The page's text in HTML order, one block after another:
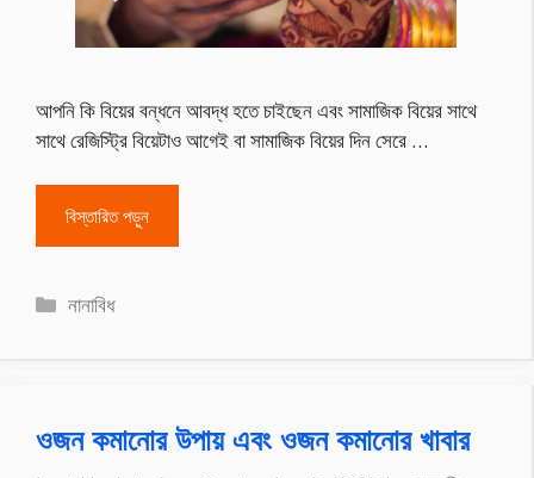
আপনি কি বিয়ের বন্ধনে আবদ্ধ হতে চাইছেন এবং সামাজিক বিয়ের সাথে
সাথে রেজিস্ট্রি বিয়েটাও আগেই বা সামাজিক বিয়ের দিন সেরে …
বিস্তারিত পড়ুন
Categories
নানাবিধ
ওজন কমানোর উপায় এবং ওজন কমানোর খাবার